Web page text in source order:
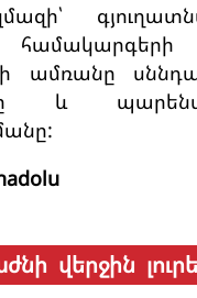
ամռանը
և
վերջին